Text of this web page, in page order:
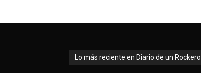
Lo más reciente en Diario de un Rockero